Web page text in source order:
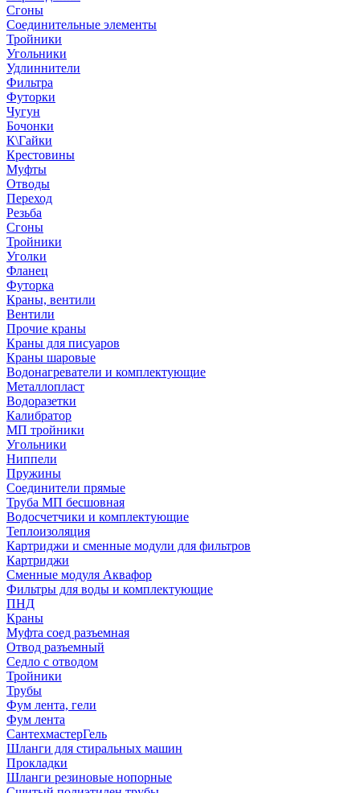
Сгоны
Соединительные элементы
Тройники
Угольники
Удлиннители
Фильтра
Футорки
Чугун
Бочонки
К\Гайки
Крестовины
Муфты
Отводы
Переход
Резьба
Сгоны
Тройники
Уголки
Фланец
Футорка
Краны, вентили
Вентили
Прочие краны
Краны для писуаров
Краны шаровые
Водонагреватели и комплектующие
Металлопласт
Водоразетки
Калибратор
МП тройники
Угольники
Ниппели
Пружины
Соединители прямые
Труба МП бесшовная
Водосчетчики и комплектующие
Теплоизоляция
Картриджи и сменные модули для фильтров
Картриджи
Сменные модуля Аквафор
Фильтры для воды и комплектующие
ПНД
Краны
Муфта соед разъемная
Отвод разъемный
Седло с отводом
Тройники
Трубы
Фум лента, гели
Фум лента
СантехмастерГель
Шланги для стиральных машин
Прокладки
Шланги резиновые нопорные